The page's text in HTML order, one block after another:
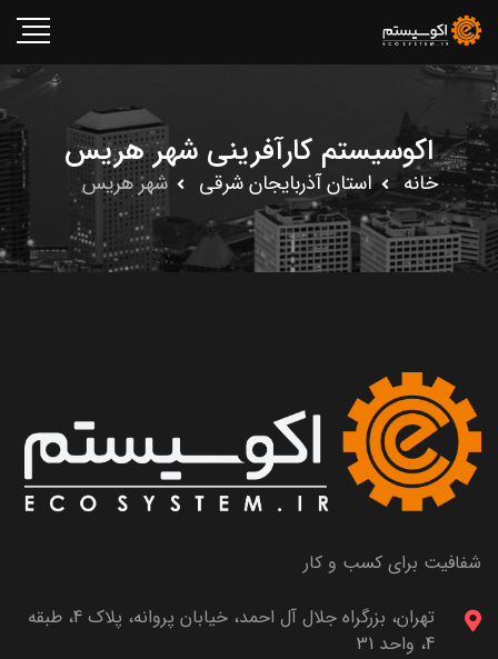
اکوسیستم کارآفرینی شهر هریس
خانه استان آذربايجان شرقى شهر هریس
شفافیت برای کسب و کار
تهران، بزرگراه جلال آل احمد، خیابان پروانه، پلاک 4، طبقه
4، واحد 31